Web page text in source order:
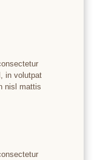
in volutpat
nisl mattis